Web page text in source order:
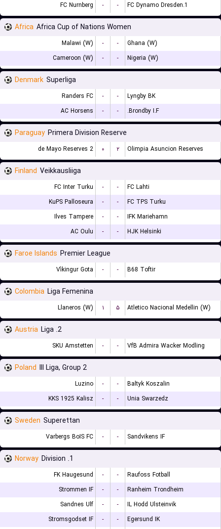
FC Nurnberg
- - 1.FC Dynamo Dresden
Africa Africa Cup of Nations Women
Malawi (W) - -
Ghana (W)
Cameroon (W)
- - Nigeria (W)
Denmark Superliga
Randers FC - -
Lyngby BK
AC Horsens
- - Brondby I.F.
Paraguay Primera Division Reserve
2 de Mayo Reserves ۰ ۲ Olimpia Asuncion Reserves
Finland Veikkausliiga
FC Inter Turku - -
FC Lahti
KuPS Palloseura
- -
FC TPS Turku
Ilves Tampere
- -
IFK Mariehamn
AC Oulu
- - HJK Helsinki
Faroe Islands Premier League
Víkingur Gota - - B68 Toftir
Colombia Liga Femenina
Llaneros (W) ۱ ۵ Atletico Nacional Medellin (W)
Austria 2. Liga
SKU Amstetten - - VfB Admira Wacker Modling
Poland III Liga, Group 2
Luzino - -
Baltyk Koszalin
KKS 1925 Kalisz
- - Unia Swarzedz
Sweden Superettan
Varbergs BoIS FC - - Sandvikens IF
Norway 1. Division
FK Haugesund - -
Raufoss Fotball
Strommen IF
- -
Ranheim Trondheim
Sandnes Ulf
- -
IL Hodd Ulsteinvik
Stromsgodset IF
- -
Egersund IK